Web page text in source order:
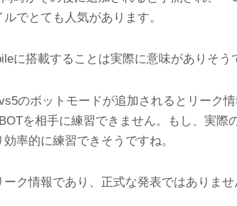
でとても人気があります。
に搭載することは実際に意味がありそう
のボットモードが追加されるとリーク情
を相手に練習できません。もし、実際
率的に練習できそうですね。
ク情報であり、正式な発表ではありませ